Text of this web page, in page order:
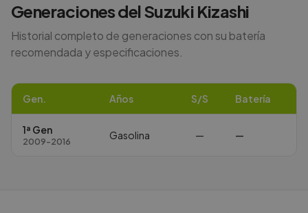
Generaciones delSuzuki Kizashi
Historial completo de generaciones con su batería
recomendada y especificaciones.
Gen. Años S/S Batería
1ª Gen
2009-2016
Gasolina — —